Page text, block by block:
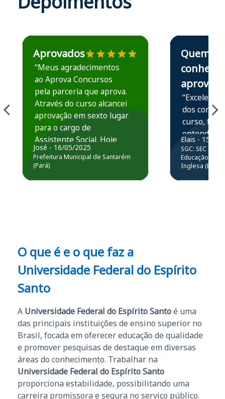
Estudante José recomenda o Aprova Concursos em
Aprovados
“Meus agradecimentos
ao Aprova Concursos
pela parceria que aprova.
Através do curso alcancei
aprovação em sexto lugar
para o cargo de
Assistente Social. Hoje
estou atuando na
Prefeitura de Santarém.
José - 16/05/2025
Prefeitura Municipal de Santarém
(Pará)
Estudante Elais
Quem
conhece,
aprova
“Excelente
dos
curso,
entender e
prática
resolução
questões.”
Elais - 15/07/
SGC: SEC BA
Educação
Inglesa (Edital
O que é e o que faz a
Universidade Federal do Espírito
Santo
A Universidade Federal do Espírito Santoé uma
das principais instituições de ensino superior no
Brasil, focada em oferecer educação de qualidade
e promover pesquisas de destaque em diversas
áreas do conhecimento. Trabalhar na
Universidade Federal do Espírito Santo
proporciona estabilidade, possibilitando uma
carreira promissora e segura no serviço público.